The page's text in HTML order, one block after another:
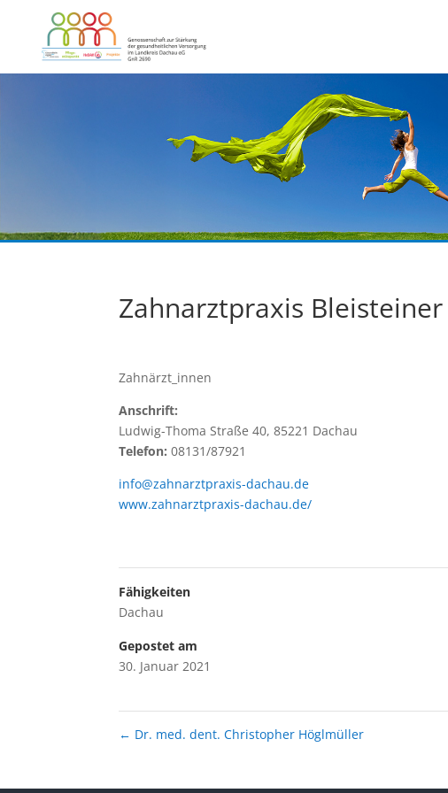
Zahnarztpraxis Bleisteiner
Zahnärzt_innen
Anschrift:
Ludwig-Thoma Straße 40, 85221 Dachau
Telefon: 08131/87921
info@zahnarztpraxis-dachau.de
www.zahnarztpraxis-dachau.de/
Fähigkeiten
Dachau
Gepostet am
30. Januar 2021
← Dr. med. dent. Christopher Höglmüller